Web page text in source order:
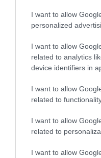
I want to allow
personalized
I want to allow
related to analytics
device identifiers in
I want to allow
related to
I want to allow
related to
I want to allow
04.08.2026 | 15:02
Αυτή την ώρα το